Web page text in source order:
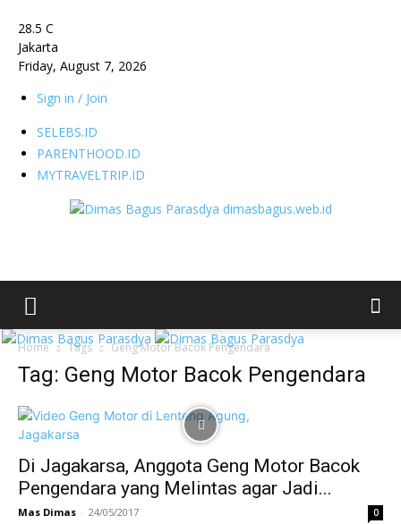
28.5 C
Jakarta
Friday, August 7, 2026
Sign in / Join
SELEBS.ID
PARENTHOOD.ID
MYTRAVELTRIP.ID
dimasbagus.web.id
Home Tags Geng Motor Bacok Pengendara
Tag: Geng Motor Bacok Pengendara
Di Jagakarsa, Anggota Geng Motor Bacok
Pengendara yang Melintas agar Jadi...
Mas Dimas - 24/05/2017 0